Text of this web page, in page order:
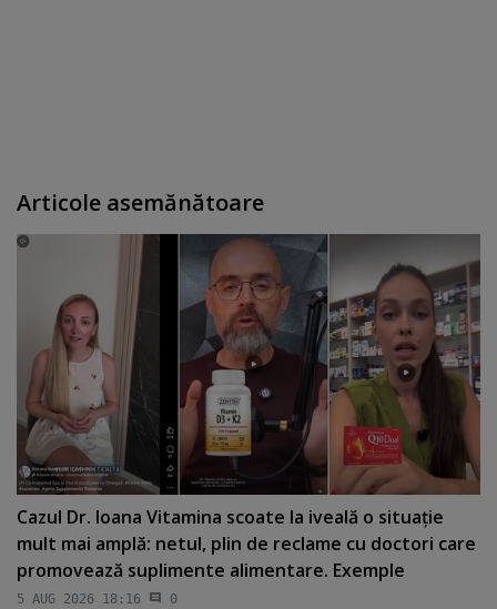
Articole asemănătoare
Cazul Dr. Ioana Vitamina scoate la iveală o situaţie
mult mai amplă: netul, plin de reclame cu doctori care
promovează suplimente alimentare. Exemple
5 AUG 2026 18:16 0